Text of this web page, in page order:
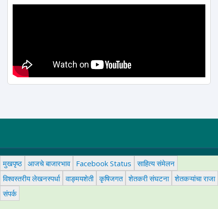
मुखपृष्ठ आजचे बाजारभाव Facebook Status
साहित्य संमेलन
विश्वस्तरीय लेखनस्पर्धा वाङ्मयशेती कृषिजगत शेतकरी संघटना शेतकऱ्यांचा राजा
संपर्क